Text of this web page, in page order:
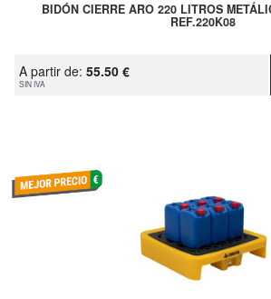
BIDÓN CIERRE ARO 220 LITROS
REF.220K08
A partir de: 55.50 €
SIN IVA